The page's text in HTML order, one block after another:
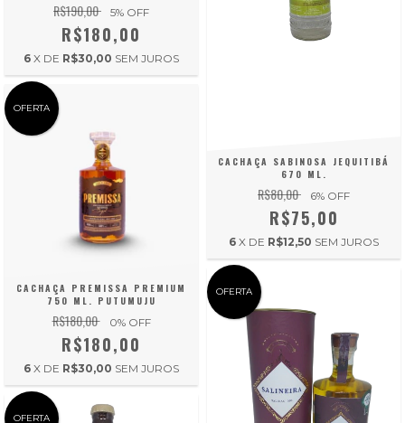
R$190,00 5% OFF
R$180,00
6 X DE R$30,00 SEM JUROS
OFERTA
CACHAÇA PREMISSA PREMIUM
750 ML. PUTUMUJU
R$180,00 0% OFF
R$180,00
6 X DE R$30,00 SEM JUROS
CACHAÇA SABINOSA JEQUITIBÁ
670 ML.
R$80,00 6% OFF
R$75,00
6 X DE R$12,50 SEM JUROS
OFERTA
OFERTA